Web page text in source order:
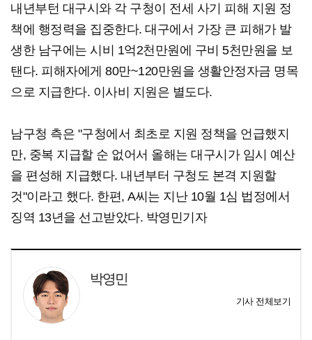
내년부턴 대구시와 각 구청이 전세 사기 피해 지원 정
책에 행정력을 집중한다. 대구에서 가장 큰 피해가 발
생한 남구에는 시비 1억2천만원에 구비 5천만원을 보
탠다. 피해자에게 80만~120만원을 생활안정자금 명목
으로 지급한다. 이사비 지원은 별도다.
남구청 측은 "구청에서 최초로 지원 정책을 언급했지
만, 중복 지급할 순 없어서 올해는 대구시가 임시 예산
을 편성해 지급했다. 내년부터 구청도 본격 지원할
것"이라고 했다. 한편, A씨는 지난 10월 1심 법정에서
징역 13년을 선고받았다. 박영민기자
박영민
기사 전체보기